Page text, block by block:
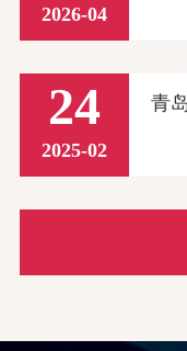
2026-04
24
2025-02
青